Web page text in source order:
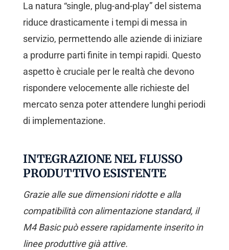
La natura “single, plug-and-play” del sistema
riduce drasticamente i tempi di messa in
servizio, permettendo alle aziende di iniziare
a produrre parti finite in tempi rapidi. Questo
aspetto è cruciale per le realtà che devono
rispondere velocemente alle richieste del
mercato senza poter attendere lunghi periodi
di implementazione.
INTEGRAZIONE NEL FLUSSO
PRODUTTIVO ESISTENTE
Grazie alle sue dimensioni ridotte e alla
compatibilità con alimentazione standard, il
M4 Basic può essere rapidamente inserito in
linee produttive già attive.